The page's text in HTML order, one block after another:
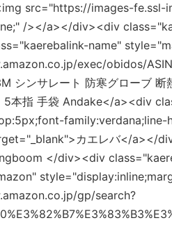
src="https://images-fe.ssl-
/></a></div><div
name"
exec/obidos/
シンサレート 防寒グローブ 断
5本指 手袋 Andake</a><div
カエレバ</a></
</div><div
gp/search?